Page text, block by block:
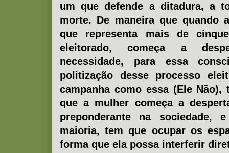
um que defende a ditadura, a
morte. De maneira que quando
que representa mais de
eleitorado, começa a
necessidade, para essa
politização desse processo
campanha como essa (Ele
que a mulher começa a
preponderante na
maioria, tem que ocupar os
forma que ela possa interferir